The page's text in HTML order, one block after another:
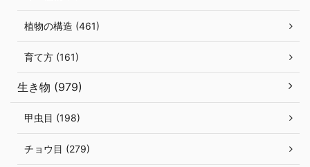
植物の構造 (461)
育て方 (161)
生き物 (979)
甲虫目 (198)
チョウ目 (279)